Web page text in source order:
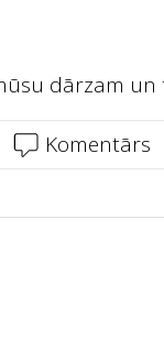
dārzam un
Komentārs